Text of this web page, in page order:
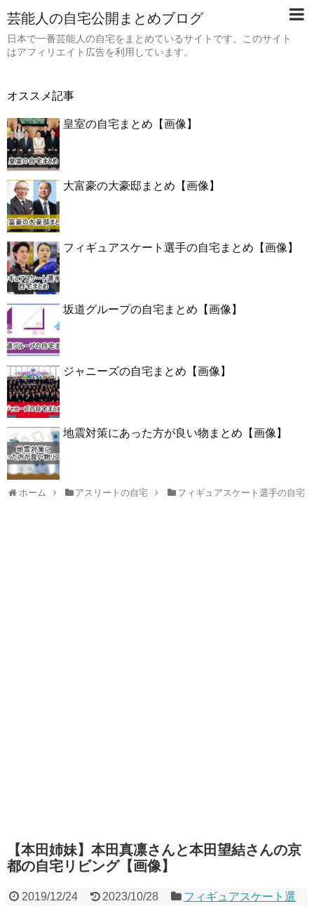
芸能人の自宅公開まとめブログ
日本で一番芸能人の自宅をまとめているサイトです。このサイト
はアフィリエイト広告を利用しています。
オススメ記事
皇室の自宅まとめ【画像】
大富豪の大豪邸まとめ【画像】
フィギュアスケート選手の自宅まとめ【画像】
坂道グループの自宅まとめ【画像】
ジャニーズの自宅まとめ【画像】
地震対策にあった方が良い物まとめ【画像】
ホーム アスリートの自宅 フィギュアスケート選手の自宅
【本田姉妹】本田真凛さんと本田望結さんの京
都の自宅リビング【画像】
2019/12/24 2023/10/28
フィギュアスケート選